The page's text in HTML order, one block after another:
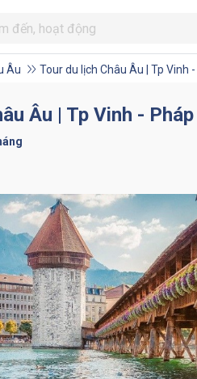
Âu Tour du lịch Châu Âu | Tp Vinh
Âu | Tp Vinh -